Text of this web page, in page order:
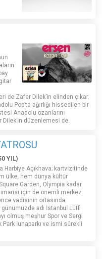
de Zafer Dilek’in elinden çıkar.
Pop’ta ağırlığı hissedilen bir
Anadolu ozanlarını
Dilek’in düzenlemesi de.
YIL)
Harbiye Açıkhava; kartvizitinde
ülke, hem dünya kültür
Garden, Olympia kadar
için de önemli merkez.
vadisinin ortasında
adı İstanbul Lütfi
olmuş meşhur Spor ve Sergi
Park lunaparkı ve ismi sürekli